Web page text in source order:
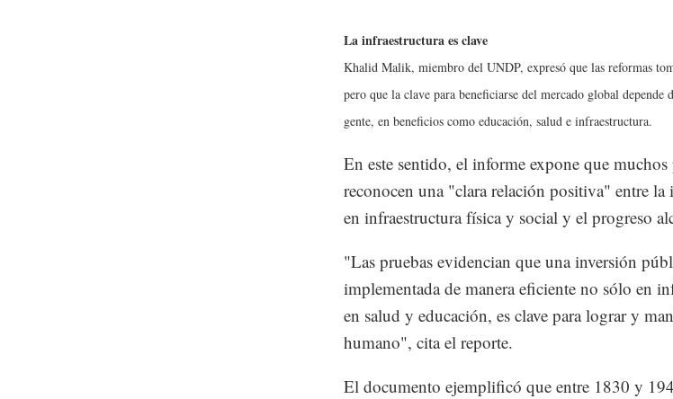
La infraestructura es clave
Khalid Malik, miembro del UNDP, expresó que las reformas
pero que la clave para beneficiarse del mercado global depende
gente, en beneficios como educación, salud e infraestructura.
En este sentido, el informe expone que muchos
reconocen una "clara relación positiva" entre la
en infraestructura física y social y el progreso
"Las pruebas evidencian que una inversión
implementada de manera eficiente no sólo en
en salud y educación, es clave para lograr y
humano", cita el reporte.
El documento ejemplificó que entre 1830 y